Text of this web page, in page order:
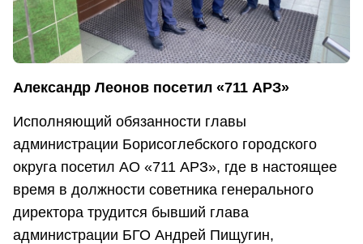
Александр Леонов посетил «711 АРЗ»
Исполняющий обязанности главы
администрации Борисоглебского городского
округа посетил АО «711 АРЗ», где в настоящее
время в должности советника генерального
директора трудится бывший глава
администрации БГО Андрей Пищугин,